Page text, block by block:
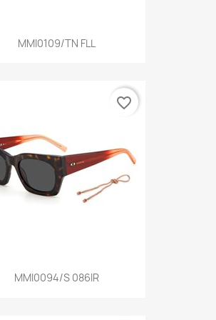
MMI0109/TN FLL
MMI0094/S 086IR
favorite_border